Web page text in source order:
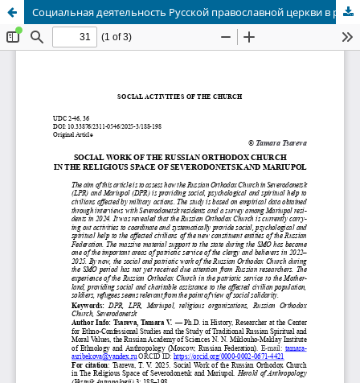
Социальная деятельность Русской православной церкви в религиозном пространстве Северодонецка и Мариуполя